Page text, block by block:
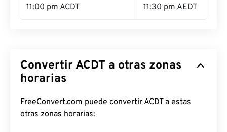
11:00 pm ACDT 11:30 pm AEDT
Convertir ACDT a otras zonas
horarias
FreeConvert.com puede convertir ACDT a estas
otras zonas horarias: